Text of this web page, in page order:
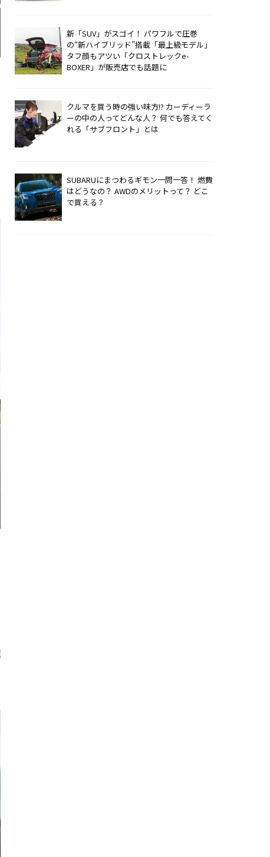
新「SUV」がスゴイ！ パワフルで圧巻
の“新ハイブリッド”搭載「最上級モデル」
タフ顔もアツい「クロストレックe-
BOXER」が販売店でも話題に
クルマを買う時の強い味方!? カーディーラ
ーの中の人ってどんな人？ 何でも答えてく
れる「サブフロント」とは
SUBARUにまつわるギモン一問一答！ 燃費
はどうなの？ AWDのメリットって？ どこ
で買える？